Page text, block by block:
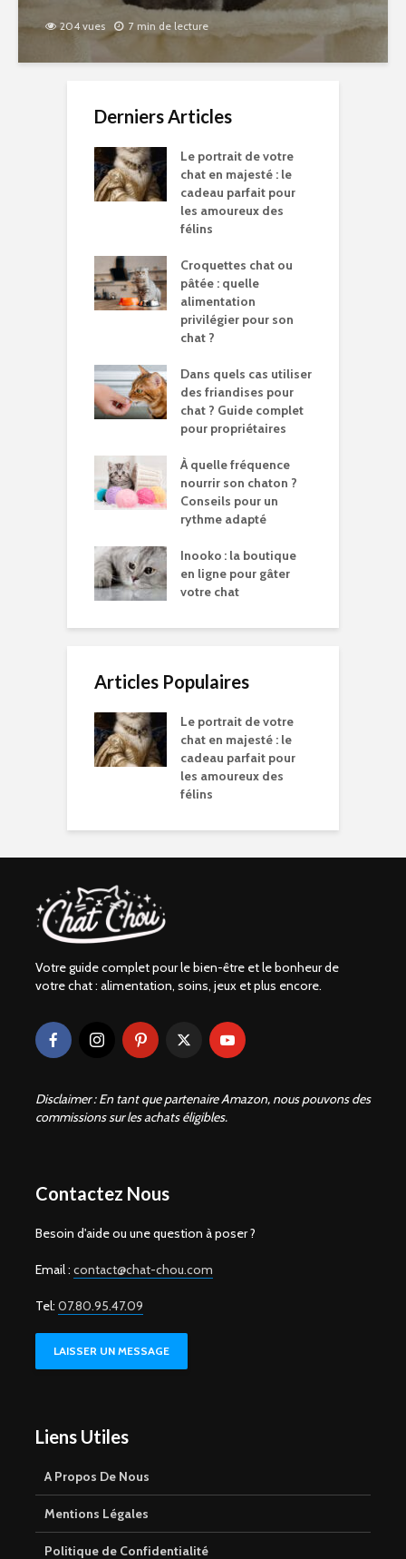
204 vues 7 min de lecture
Derniers Articles
Le portrait de votre
chat en majesté : le
cadeau parfait pour
les amoureux des
félins
Croquettes chat ou
pâtée : quelle
alimentation
privilégier pour son
chat ?
Dans quels cas utiliser
des friandises pour
chat ? Guide complet
pour propriétaires
À quelle fréquence
nourrir son chaton ?
Conseils pour un
rythme adapté
Inooko : la boutique
en ligne pour gâter
votre chat
Articles Populaires
Le portrait de votre
chat en majesté : le
cadeau parfait pour
les amoureux des
félins
Votre guide complet pour le bien-être et le bonheur de
votre chat : alimentation, soins, jeux et plus encore.
Disclaimer : En tant que partenaire Amazon, nous pouvons des
commissions sur les achats éligibles.
Contactez Nous
Besoin d'aide ou une question à poser ?
Email : contact@chat-chou.com
Tel: 07.80.95.47.09
LAISSER UN MESSAGE
Liens Utiles
A Propos De Nous
Mentions Légales
Politique de Confidentialité